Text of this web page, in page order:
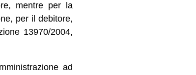
mentre per la
per il debitore,
13970/2004,
ad